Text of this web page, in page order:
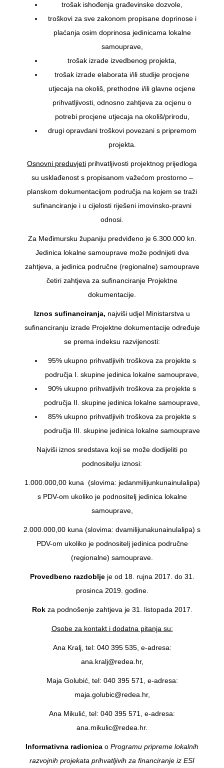
trošak ishođenja građevinske dozvole,
troškovi za sve zakonom propisane doprinose i
plaćanja osim doprinosa jedinicama lokalne
samouprave,
trošak izrade izvedbenog projekta,
trošak izrade elaborata i/ili studije procjene
utjecaja na okoliš, prethodne i/ili glavne ocjene
prihvatljivosti, odnosno zahtjeva za ocjenu o
potrebi procjene utjecaja na okoliš/prirodu,
drugi opravdani troškovi povezani s pripremom
projekta.
Osnovni preduvjeti prihvatljivosti projektnog prijedloga
su usklađenost s propisanom važećom prostorno –
planskom dokumentacijom područja na kojem se traži
sufinanciranje i u cijelosti riješeni imovinsko-pravni
odnosi.
Za Međimursku županiju predviđeno je 6.300.000 kn.
Jedinica lokalne samouprave može podnijeti dva
zahtjeva, a jedinica područne (regionalne) samouprave
četiri zahtjeva za sufinanciranje Projektne
dokumentacije.
Iznos sufinanciranja, najviši udjel Ministarstva u
sufinanciranju izrade Projektne dokumentacije određuje
se prema indeksu razvijenosti:
95% ukupno prihvatljivih troškova za projekte s
područja I. skupine jedinica lokalne samouprave,
90% ukupno prihvatljivih troškova za projekte s
područja II. skupine jedinica lokalne samouprave,
85% ukupno prihvatljivih troškova za projekte s
područja III. skupine jedinica lokalne samouprave
Najviši iznos sredstava koji se može dodijeliti po
podnositelju iznosi:
1.000.000,00 kuna (slovima: jedanmilijunkunainulalipa)
s PDV-om ukoliko je podnositelj jedinica lokalne
samouprave,
2.000.000,00 kuna (slovima: dvamilijunakunainulalipa) s
PDV-om ukoliko je podnositelj jedinica područne
(regionalne) samouprave.
Provedbeno razdoblje je od 18. rujna 2017. do 31.
prosinca 2019. godine.
Rokza podnošenje zahtjeva je 31. listopada 2017.
Osobe za kontakt i dodatna pitanja su:
Ana Kralj, tel: 040 395 535, e-adresa:
ana.kralj@redea.hr,
Maja Golubić, tel: 040 395 571, e-adresa:
maja.golubic@redea.hr,
Ana Mikulić, tel: 040 395 571, e-adresa:
ana.mikulic@redea.hr.
Informativna radionica o Programu pripreme lokalnih
razvojnih projekata prihvatljivih za financiranje iz ESI